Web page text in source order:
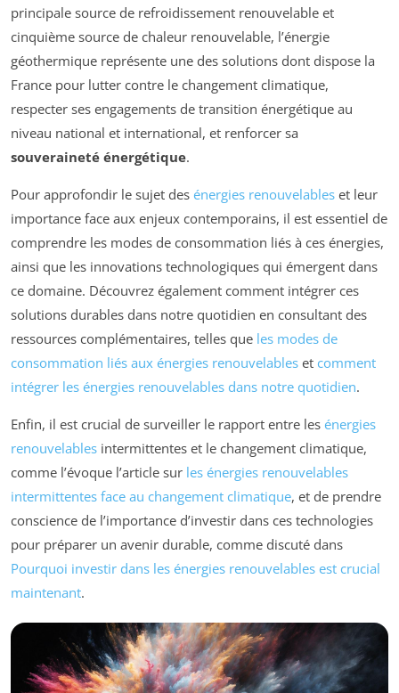
principale source de refroidissement renouvelable et
cinquième source de chaleur renouvelable, l’énergie
géothermique représente une des solutions dont dispose la
France pour lutter contre le changement climatique,
respecter ses engagements de transition énergétique au
niveau national et international, et renforcer sa
souveraineté énergétique.
Pour approfondir le sujet des énergies renouvelables et leur
importance face aux enjeux contemporains, il est essentiel de
comprendre les modes de consommation liés à ces énergies,
ainsi que les innovations technologiques qui émergent dans
ce domaine. Découvrez également comment intégrer ces
solutions durables dans notre quotidien en consultant des
ressources complémentaires, telles que les modes de
consommation liés aux énergies renouvelables et comment
intégrer les énergies renouvelables dans notre quotidien.
Enfin, il est crucial de surveiller le rapport entre les énergies
renouvelables intermittentes et le changement climatique,
comme l’évoque l’article sur les énergies renouvelables
intermittentes face au changement climatique, et de prendre
conscience de l’importance d’investir dans ces technologies
pour préparer un avenir durable, comme discuté dans
Pourquoi investir dans les énergies renouvelables est crucial
maintenant.